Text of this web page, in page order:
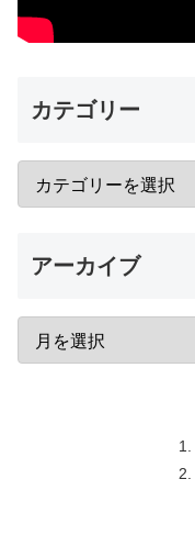
カテゴリー
アーカイブ